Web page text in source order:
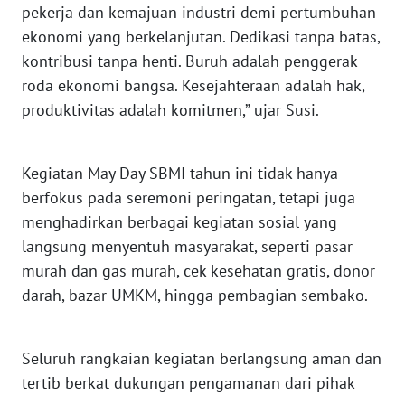
pekerja dan kemajuan industri demi pertumbuhan
ekonomi yang berkelanjutan. Dedikasi tanpa batas,
kontribusi tanpa henti. Buruh adalah penggerak
roda ekonomi bangsa. Kesejahteraan adalah hak,
produktivitas adalah komitmen,” ujar Susi.
Kegiatan May Day SBMI tahun ini tidak hanya
berfokus pada seremoni peringatan, tetapi juga
menghadirkan berbagai kegiatan sosial yang
langsung menyentuh masyarakat, seperti pasar
murah dan gas murah, cek kesehatan gratis, donor
darah, bazar UMKM, hingga pembagian sembako.
Seluruh rangkaian kegiatan berlangsung aman dan
tertib berkat dukungan pengamanan dari pihak
WN
JAMBI
WN
SULTRA
NTB
WN
SULTENG
WN
WN
BABEL